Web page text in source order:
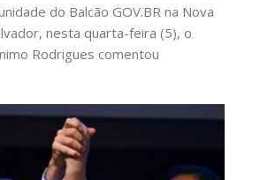
do Balcão GOV.BR na Nova
nesta quarta-feira (5), o
Rodrigues comentou